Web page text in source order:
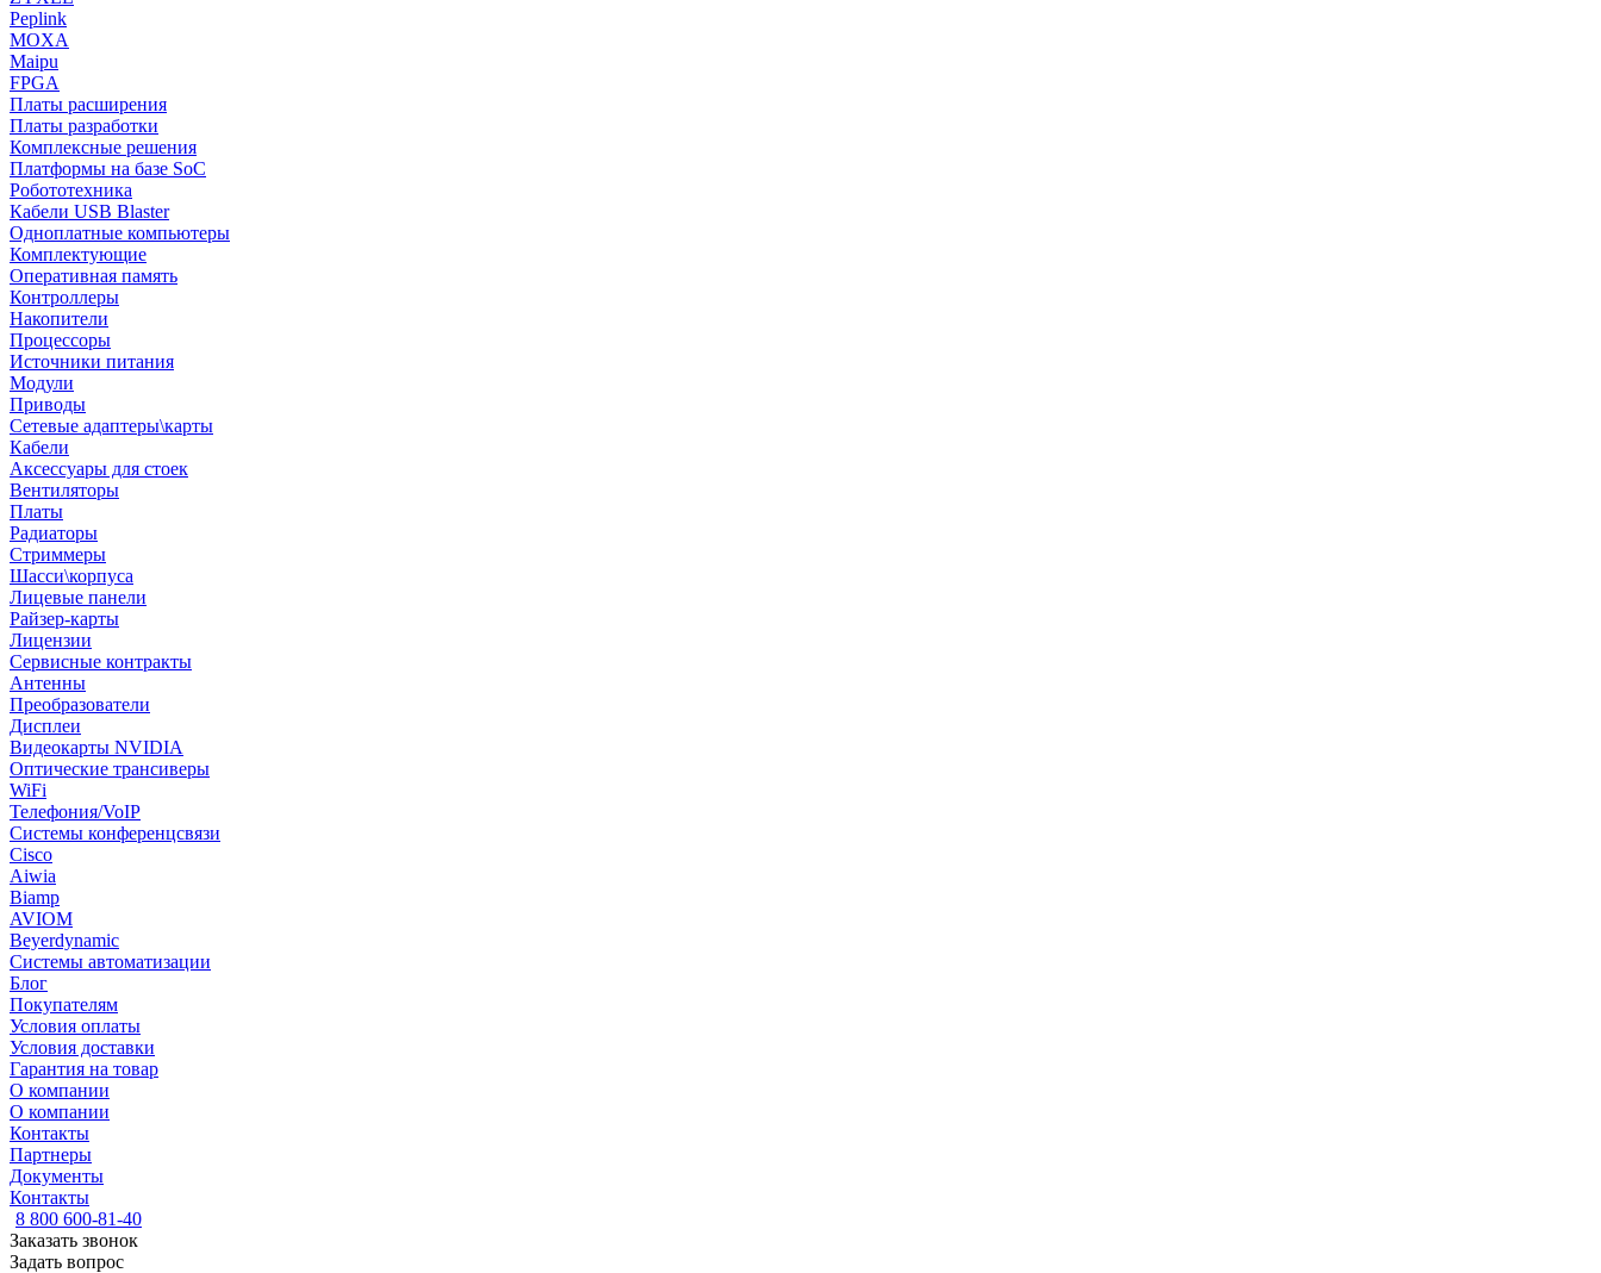
Peplink
MOXA
Maipu
FPGA
Платы расширения
Платы разработки
Комплексные решения
Платформы на базе SoC
Робототехника
Кабели USB Blaster
Одноплатные компьютеры
Комплектующие
Оперативная память
Контроллеры
Накопители
Процессоры
Источники питания
Модули
Приводы
Сетевые адаптеры\карты
Кабели
Аксессуары для стоек
Вентиляторы
Платы
Радиаторы
Стриммеры
Шасси\корпуса
Лицевые панели
Райзер-карты
Лицензии
Сервисные контракты
Антенны
Преобразователи
Дисплеи
Видеокарты NVIDIA
Оптические трансиверы
WiFi
Телефония/VoIP
Системы конференцсвязи
Cisco
Aiwia
Biamp
AVIOM
Beyerdynamic
Системы автоматизации
Блог
Покупателям
Условия оплаты
Условия доставки
Гарантия на товар
О компании
О компании
Контакты
Партнеры
Документы
Контакты
8 800 600-81-40
Заказать звонок
Задать вопрос